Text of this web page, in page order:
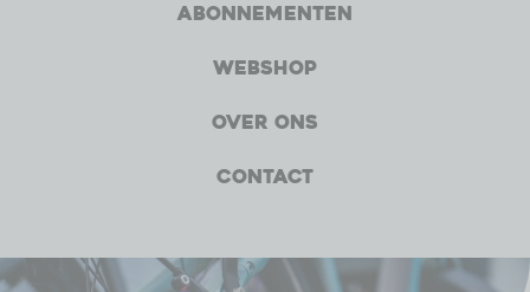
Abonnementen
Webshop
Over ons
Contact